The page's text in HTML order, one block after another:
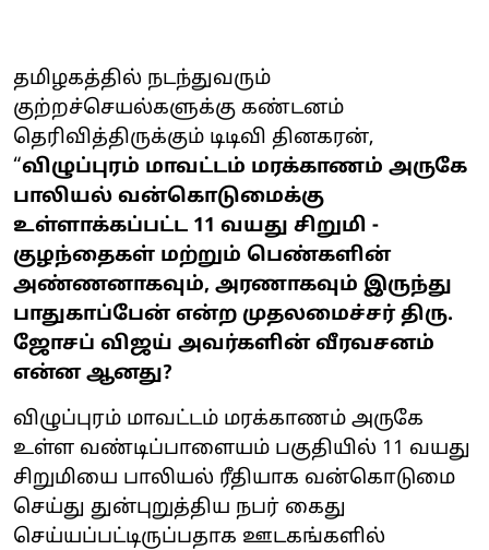
தமிழகத்தில் நடந்துவரும்
குற்றச்செயல்களுக்கு கண்டனம்
தெரிவித்திருக்கும் டிடிவி தினகரன்,
“விழுப்புரம் மாவட்டம் மரக்காணம் அருகே
பாலியல் வன்கொடுமைக்கு
உள்ளாக்கப்பட்ட 11 வயது சிறுமி -
குழந்தைகள் மற்றும் பெண்களின்
அண்ணனாகவும், அரணாகவும் இருந்து
பாதுகாப்பேன் என்ற முதலமைச்சர் திரு.
ஜோசப் விஜய் அவர்களின் வீரவசனம்
என்ன ஆனது?
விழுப்புரம் மாவட்டம் மரக்காணம் அருகே
உள்ள வண்டிப்பாளையம் பகுதியில் 11 வயது
சிறுமியை பாலியல் ரீதியாக வன்கொடுமை
செய்து துன்புறுத்திய நபர் கைது
செய்யப்பட்டிருப்பதாக ஊடகங்களில்